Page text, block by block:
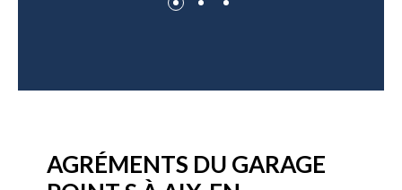
AGRÉMENTS DU GARAGE